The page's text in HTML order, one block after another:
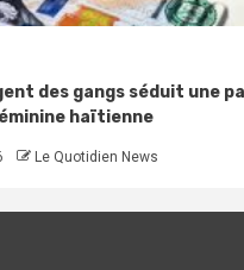
des gangs séduit une
haïtienne
Le Quotidien News